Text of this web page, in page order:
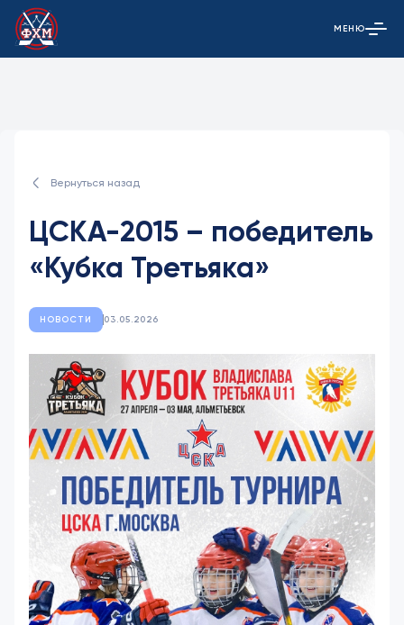
Открыть
МЕНЮ
Вернуться назад
ЦСКА-2015 – победитель
«Кубка Третьяка»
НОВОСТИ 03.05.2026